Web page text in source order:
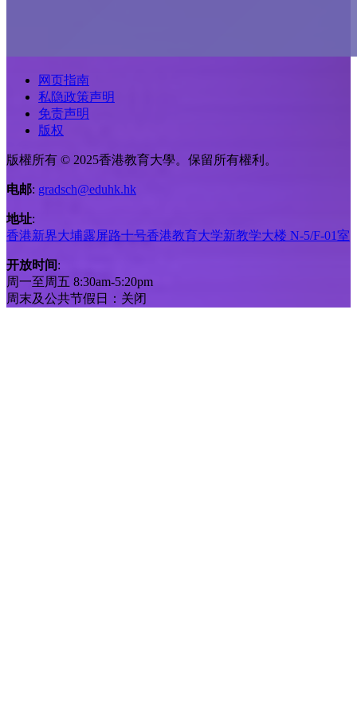
网页指南
私隐政策声明
免责声明
版权
版權所有 © 2025香港教育大學。保留所有權利。
电邮: gradsch@eduhk.hk
地址:
香港新界大埔露屏路十号香港教育大学新教学大楼 N-5/F-01室
开放时间:
周一至周五 8:30am-5:20pm
周末及公共节假日：关闭